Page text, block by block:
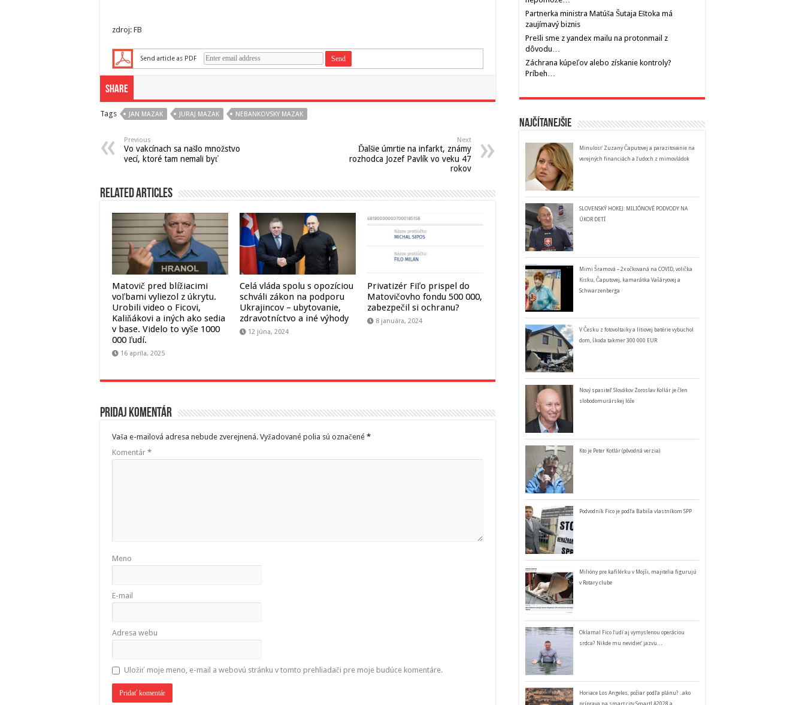
zdroj: FB
Send article as PDF
Share
Tags JAN MAZAK JURAJ MAZAK NEBANKOVSKY MAZAK
Previous
Vo vakcínach sa našlo množstvo
vecí, ktoré tam nemali byť
Next
Ďalšie úmrtie na infarkt, známy
rozhodca Jozef Pavlík vo veku 47
rokov
Related Articles
Matovič pred blížiacimi
voľbami vyliezol z úkrytu.
Urobili video o Ficovi,
Kaliňákovi a iných ako sedia
v base. Videlo to vyše 1000
000 ľudí.
16 apríla, 2025
Celá vláda spolu s opozíciou
schváli zákon na podporu
Ukrajincov – ubytovanie,
zdravotníctvo a iné výhody
12 júna, 2024
Privatizér Fiľo prispel do
Matovičovho fondu 500 000,
zabezpečil si ochranu?
8 januára, 2024
Pridaj komentár
Vaša e-mailová adresa nebude zverejnená. Vyžadované polia sú označené *
Komentár *
Meno
E-mail
Adresa webu
Uložiť moje meno, e-mail a webovú stránku v tomto prehliadači pre moje budúce komentáre.
Partnerka ministra Matúša Šutaja Eštoka má
zaujímavý biznis
Prešli sme z yandex mailu na protonmail z
dôvodu…
Záchrana kúpeľov alebo získanie kontroly?
Príbeh…
Najčítanejšie
Minulosť Zuzany Čaputovej a parazitovanie na
verejných financiách a ľudoch z mimovládok
SLOVENSKÝ HOKEJ: MILIÓNOVÉ PODVODY NA
ÚKOR DETÍ
Mimi Šramová – 2x očkovaná na COVID, volička
Kisku, Čaputovej, kamarátka Vašáryovej a
Schwarzenberga
V Česku z fotovoltaiky a lítiovej batérie vybuchol
dom, škoda takmer 300 000 EUR
Nový spasiteľ Slovákov Zoroslav Kollár je člen
slobodomurárskej lóže
Kto je Peter Kotlár (pôvodná verzia)
Podvodník Fico je podľa Babiša vlastníkom SPP
Milióny pre kafilérku v Mojši, majitelia figurujú
v Rotary clube
Oklamal Fico ľudí aj vymyslenou operáciou
srdca? Nikde mu nevidieť jazvu…
Horiace Los Angeles, požiar podľa plánu? ..ako